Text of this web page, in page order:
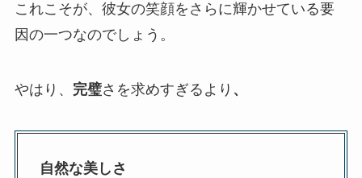
これこそが、彼女の笑顔をさらに輝かせている要
因の一つなのでしょう。
やはり、 完璧さを求めすぎるより 、
自然な美しさ